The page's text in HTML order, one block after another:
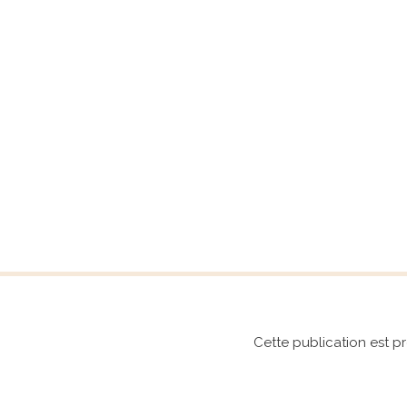
Cette publication est